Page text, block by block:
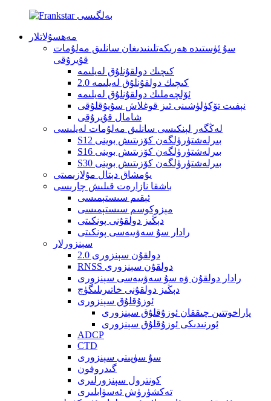
مەھسۇلاتلار
سۇ ئۈستىدە ھەرىكەتلىنىدىغان سانلىق مەلۇمات
قۇيرۇقى
كىچىك دولقۇنلۇق لەيلىمە
كىچىك دولقۇنلۇق لەيلىمە 2.0
ئۆلچەملىك دولقۇنلۇق لەيلىمە
نېفىت تۆكۈلۈشىنى ئىز قوغلاش سۇيۇقلۇقى
شامال قۇيرۇقى
لەڭگەر لېنكىسى سانلىق مەلۇمات لەيلىسى
S12 بىرلەشتۈرۈلگەن كۆزىتىش بوينى
S16 بىرلەشتۈرۈلگەن كۆزىتىش بوينى
S30 بىرلەشتۈرۈلگەن كۆزىتىش بوينى
يۇمشاق دېتال مۇلازىمىتى
باشقا نازارەت قىلىش چارىسى
ئېقىم سىستېمىسى
مېزوكوسم سىستېمىسى
دېڭىز دولقۇنى پونكىتى
رادار سۇ سەۋىيەسى پونكىتى
سېنزورلار
دولقۇن سېنزورى 2.0
RNSS دولقۇن سېنزورى
رادار دولقۇن ۋە سۇ سەۋىيەسى سېنزورى
دېڭىز دولقۇنى خاتىرىلىگۈچ
ئوزۇقلۇق سېنزورى
پاراخوتتىن چىققان ئوزۇقلۇق سېنزورى
ئورنىدىكى ئوزۇقلۇق سېنزورى
ADCP
CTD
سۇ سۈپىتى سېنزورى
گىدروفون
كونترول سېنزورلىرى
تەكشۈرۈش ئەسۋابلىرى